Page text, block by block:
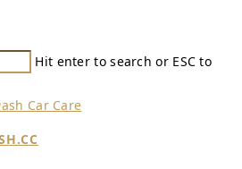
Hit enter to search or ESC to